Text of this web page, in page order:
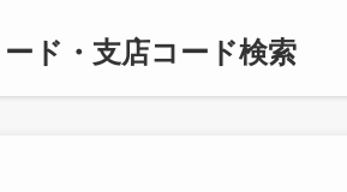
ド・支店コード検索